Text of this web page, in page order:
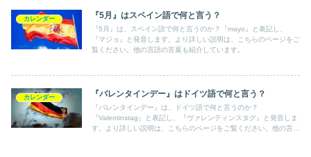
カレンダー 『5月』はスペイン語で何と言う？
『5月』は、スペイン語で何と言うのか？『mayo』と表記し、
『マジョ』と発音します。より詳しい説明は、こちらのページをご
覧ください。他の言語の言葉も紹介しています。
カレンダー 『バレンタインデー』はドイツ語で何と言う？
『バレンタインデー』は、ドイツ語で何と言うのか？
『Valentinstag』と表記し、『ヴァレンティンスタグ』と発音しま
す。より詳しい説明は、こちらのページをご覧ください。他の言語